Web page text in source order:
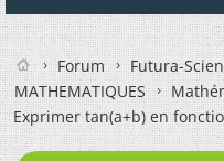
Forum
Futura-
MATHEMATIQUES
Exprimer tan(a+b) en